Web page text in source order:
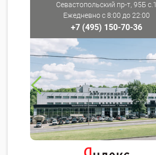
Севастопольский пр-т, 95Б с.1
Ежедневно с 8:00 до 22:00
+7 (495) 150-70-36